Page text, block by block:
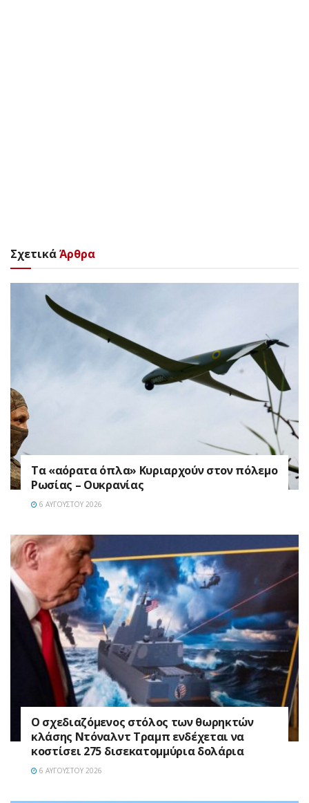
ΣχετικάΆρθρα
Τα «αόρατα όπλα» Κυριαρχούν στον πόλεμο
Ρωσίας – Ουκρανίας
6 ΑΥΓΟΎΣΤΟΥ 2026
Ο σχεδιαζόμενος στόλος των θωρηκτών
κλάσης Ντόναλντ Τραμπ ενδέχεται να
κοστίσει 275 δισεκατομμύρια δολάρια
6 ΑΥΓΟΎΣΤΟΥ 2026